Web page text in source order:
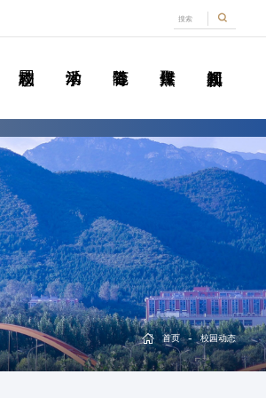
首页 - 校园动态